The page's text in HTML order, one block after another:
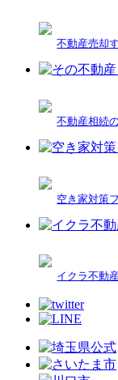
不動産売却
不動産相続
空き家対策
イクラ不動